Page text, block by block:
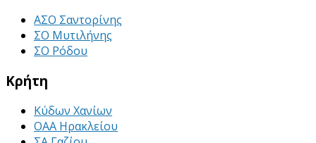
ΑΣΟ Σαντορίνης
ΣΟ Μυτιλήνης
ΣΟ Ρόδου
Κρήτη
Κύδων Χανίων
ΟΑΑ Ηρακλείου